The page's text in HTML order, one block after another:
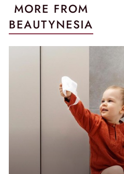
MORE FROM
BEAUTYNESIA